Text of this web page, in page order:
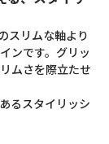
リムな軸より
ンです。グリッ
ムさを際立たせ
るスタイリッシ